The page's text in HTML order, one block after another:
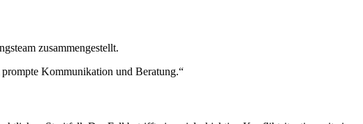
zusammengestellt.
Kommunikation und Beratung.“